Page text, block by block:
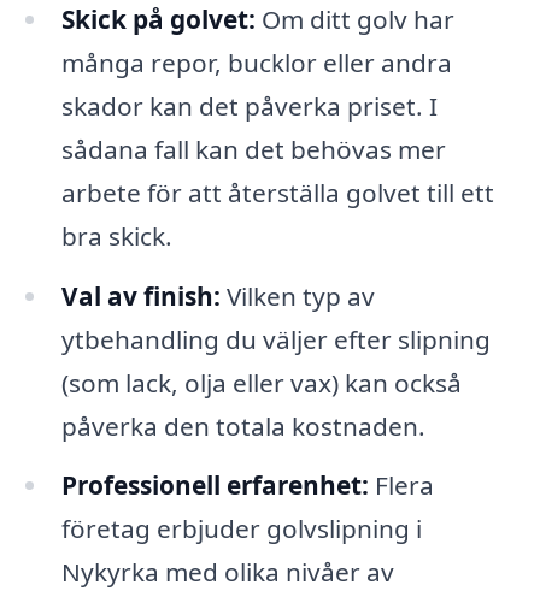
Skick på golvet: Om ditt golv har
många repor, bucklor eller andra
skador kan det påverka priset. I
sådana fall kan det behövas mer
arbete för att återställa golvet till ett
bra skick.
Val av finish: Vilken typ av
ytbehandling du väljer efter slipning
(som lack, olja eller vax) kan också
påverka den totala kostnaden.
Professionell erfarenhet: Flera
företag erbjuder golvslipning i
Nykyrka med olika nivåer av